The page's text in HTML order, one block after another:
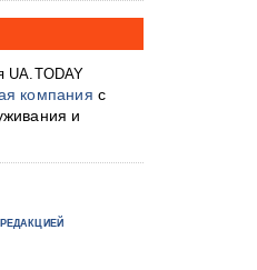
UA.TODAY
компания с
и